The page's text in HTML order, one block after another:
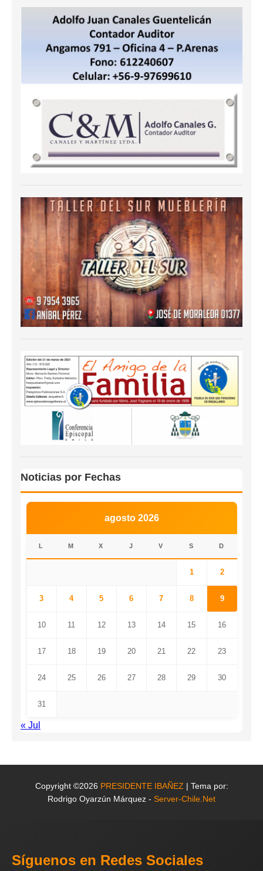
Noticias por Fechas
agosto 2026
L M X J V S D
1 2
3 4 5 6 7 8 9
10 11 12 13 14 15 16
17 18 19 20 21 22 23
24 25 26 27 28 29 30
31
« Jul
Copyright ©2026 PRESIDENTE IBAÑEZ | Tema por:
Rodrigo Oyarzún Márquez - Server-Chile.Net
Síguenos en Redes Sociales